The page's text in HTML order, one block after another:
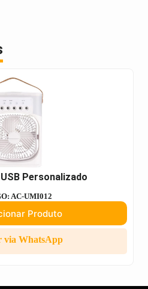
Personalizado
AC-UMI012
Produto
via WhatsApp